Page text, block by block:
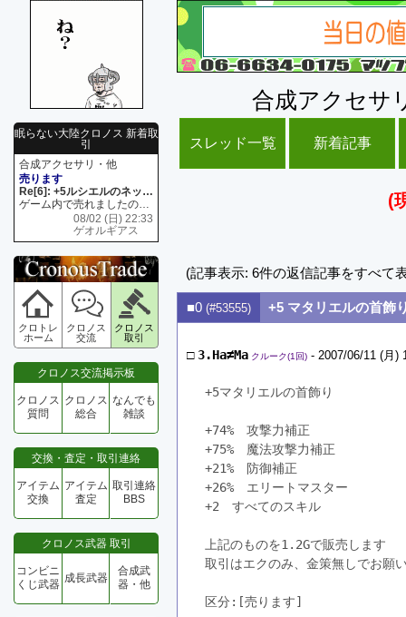
眠らない大陸クロノス 新着取
引
合成アクセサリ・他
売ります
Re[6]: +5ルシエルのネックレス
ゲーム内で売れましたので 在庫がネク1 リング4 となります リングのお値段は80G といたします
08/02 (日) 22:33
ゲオルギアス
クロトレ
ホーム
クロノス
交流
クロノス
取引
クロノス交流掲示板
クロノス
質問
クロノス
総合
なんでも
雑談
交換・査定・取引連絡
アイテム
交換
アイテム
査定
取引連絡
BBS
クロノス武器 取引
コンビニ
くじ武器 成長武器
合成武
器・他
合成アクセサ
スレッド一覧 新着記事
(
(記事表示: 6件の返信記事をすべて
■0 (#53555) +5 マタリエルの首飾
□3.Ha≠Ma クルーク(1回) - 2007/06/11 (月)
+5マタリエルの首飾り
+74%　攻撃力補正
+75%　魔法攻撃力補正
+21%　防御補正
+26%　エリートマスター
+2　すべてのスキル
上記のものを1.2Gで販売します
取引はエクのみ、金策無しでお願
区分:[売ります]